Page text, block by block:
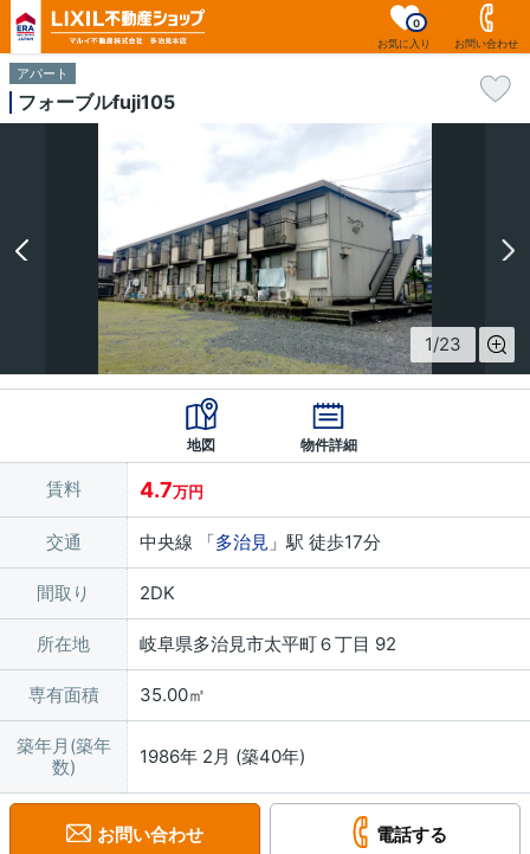
お気に入り
0
お問い合わせ
アパート
フォーブルfuji105
1/23
地図 物件詳細
賃料 4.7万円
交通 中央線 「多治見 」駅 徒歩17分
間取り 2DK
所在地 岐阜県多治見市太平町６丁目 92
専有面積 35.00㎡
築年月(築年
数)
1986年 2月 (築40年)
お問い合わせ 電話する